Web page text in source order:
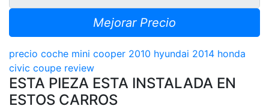
Mejorar Precio
precio coche mini cooper 2010 hyundai 2014 honda
civic coupe review
ESTA PIEZA ESTA INSTALADA EN
ESTOS CARROS